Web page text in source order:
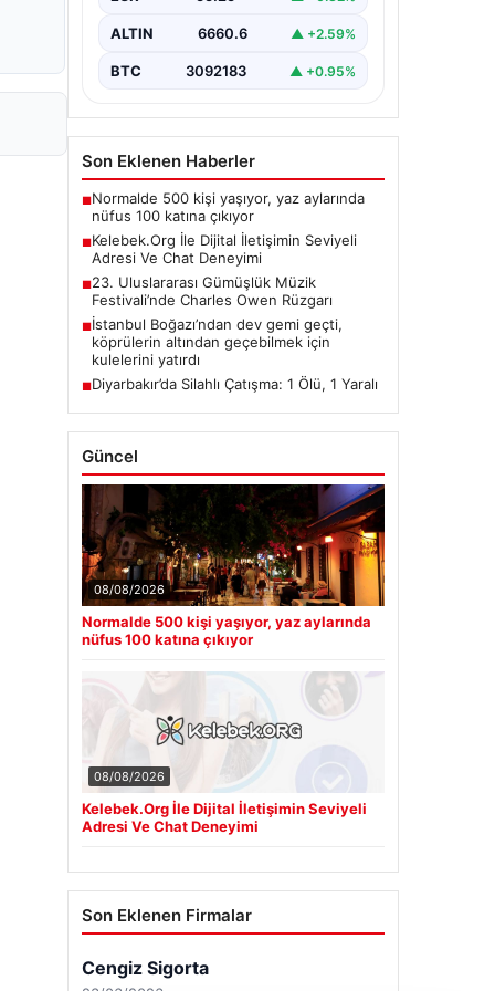
ALTIN 6660.6 ▲ +2.59%
BTC 3092183 ▲ +0.95%
Son Eklenen Haberler
■Normalde 500 kişi yaşıyor, yaz aylarında
nüfus 100 katına çıkıyor
■Kelebek.Org İle Dijital İletişimin Seviyeli
Adresi Ve Chat Deneyimi
■23. Uluslararası Gümüşlük Müzik
Festivali’nde Charles Owen Rüzgarı
■İstanbul Boğazı’ndan dev gemi geçti,
köprülerin altından geçebilmek için
kulelerini yatırdı
■Diyarbakır’da Silahlı Çatışma: 1 Ölü, 1 Yaralı
Güncel
08/08/2026
Normalde 500 kişi yaşıyor, yaz aylarında
nüfus 100 katına çıkıyor
08/08/2026
Kelebek.Org İle Dijital İletişimin Seviyeli
Adresi Ve Chat Deneyimi
Son Eklenen Firmalar
Cengiz Sigorta